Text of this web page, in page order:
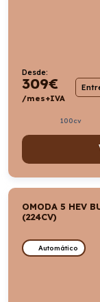
Desde:
309€
/mes+IVA
100cv
OMODA 5 HEV
(224CV)
Automático